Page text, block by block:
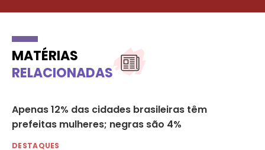
MATÉRIAS
RELACIONADAS
Apenas 12% das cidades brasileiras têm
prefeitas mulheres; negras são 4%
DESTAQUES